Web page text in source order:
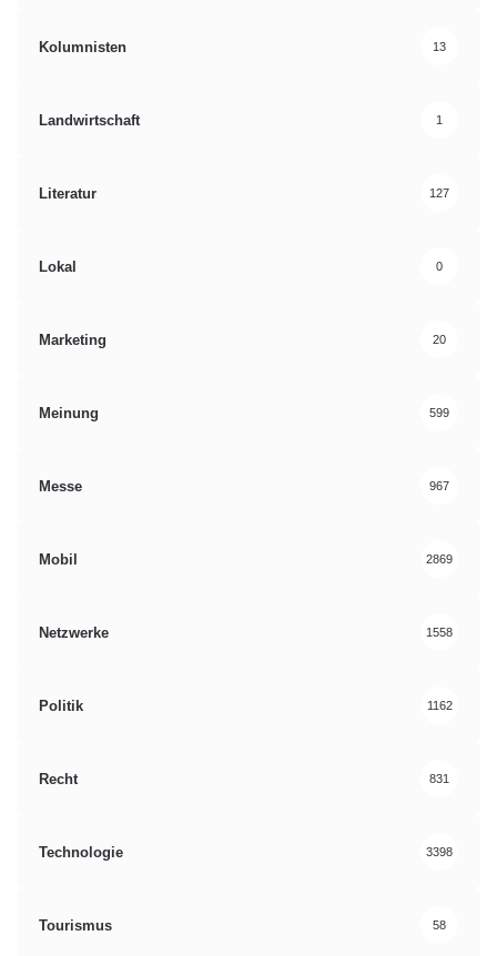
Kolumnisten 13
Landwirtschaft 1
Literatur 127
Lokal 0
Marketing 20
Meinung 599
Messe 967
Mobil 2869
Netzwerke 1558
Politik 1162
Recht 831
Technologie 3398
Tourismus 58